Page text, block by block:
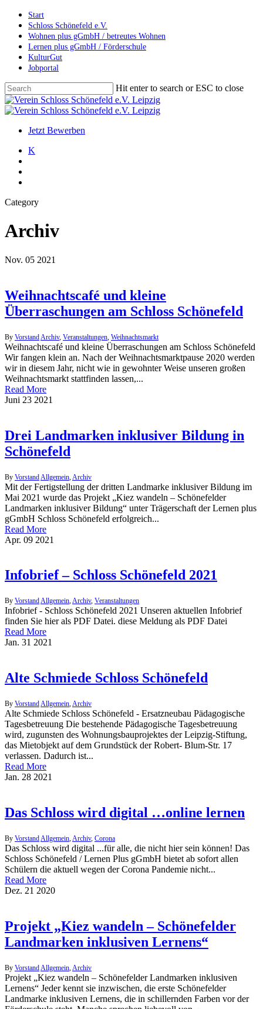
Skip
main
content
Start
Schloss Schönefeld e.V.
Wohnen plus gGmbH / betreutes Wohnen
Lernen plus gGmbH / Förderschule
KulturGut
Jobportal
Hit enter to search or ESC to close
Close
Search
search
account
Menu
Jetzt Bewerben
K
Category
Archiv
Nov. 05 2021
Weihnachtscafé und kleine
Überraschungen am Schloss Schönefeld
By Vorstand Archiv, Veranstaltungen Weihnachtsmarkt
Weihnachtscafé und kleine Überraschungen am Schloss Schönefeld
Wir fangen klein an. Nach der Weihnachtsmarktpause 2020 werden
wir in diesem Jahr, nicht wie in gewohnter Weise unseren großen
Weihnachtsmarkt stattfinden lassen,...
Read More
Juni 23 2021
Drei Landmarken inklusiver Bildung in
Schönefeld
By Vorstand Allgemein Archiv
Mit der Fertigstellung der dritten Landmarke inklusiver Bildung im
Mai 2021 wurde das Projekt „Kiez wandeln – Schönefelder
Landmarken inklusiver Bildung“ unter Trägerschaft der Lernen plus
gGmbH Schloss Schönefeld erfolgreich...
Read More
Apr. 09 2021
Infobrief – Schloss Schönefeld 2021
By VorstandAllgemein,Archiv, Veranstaltungen
Infobrief - Schloss Schönefeld 2021 Unseren aktuellen Infobrief
finden Sie hier als PDF Datei. diese Meldung als PDF Datei
Read More
Jan. 31 2021
Alte Schmiede Schloss Schönefeld
By VorstandAllgemein,Archiv
Alte Schmiede Schloss Schönefeld - Ersatzneubau Pädagogische
Tagesbetreuung Die bestehende Pädagogische Tagesbetreuung
wird, zugunsten des Wohnungsbauprojektes der Leipzig‐Stiftung,
das Mietobjekt auf dem Grundstück der Robert‐ Blum‐Str. 17
verlassen. Dadurch ist...
Read More
Jan. 28 2021
Das Schloss wird digital …online lernen
By VorstandAllgemein,Archiv, Corona
Das Schloss wird digital ...für alle, die nicht hier sein können! Das
Schloss Schönefeld / Lernen Plus gGmbH bietet ab sofort allen
Schülern die aktuell wegen der Corona Pandemie nicht...
Read More
Dez. 21 2020
Projekt „Kiez wandeln – Schönefelder
Landmarken inklusiven Lernens“
By Vorstand Allgemein Archiv
Projekt „Kiez wandeln – Schönefelder Landmarken inklusiven
Lernens“ Jeder kennt sie inzwischen, die erste Schönefelder
Landmarke inklusiven Lernens, die in schillernden Farben vor der